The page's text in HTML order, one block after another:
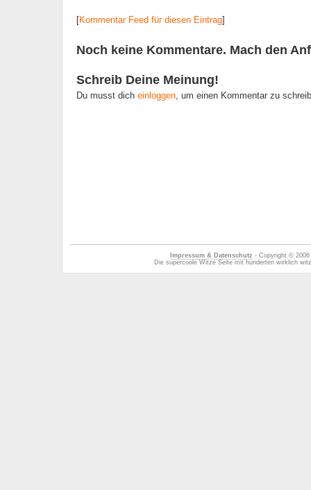
[Kommentar Feed für diesen Eintrag]
Noch keine Kommentare. Mach den
Schreib Deine Meinung!
Du musst dich einloggen, um einen Kommentar zu
Impressum & Datenschutz - Copyright ©
Die supercoole Witze Seite mit hunderten wirklich